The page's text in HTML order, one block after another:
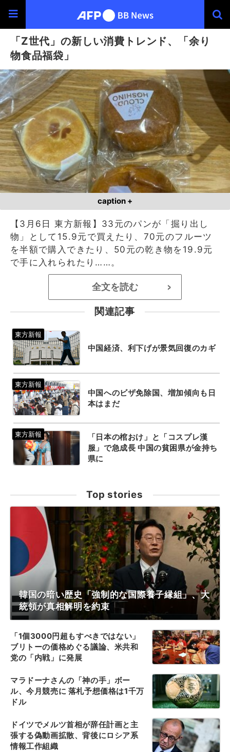
「Z世代」の新しい消費トレンド、「余り
物食品福袋」
caption +
【3月6日 東方新報】33元のパンが「掘り出し
物」として15.9元で買えたり、70元のフルーツ
を半額で購入できたり、50元の乾き物を19.9元
で手に入れられたり……。
全文を読む >
関連記事
中国経済、利下げが景気回復のカギ
中国へのビザ免除国、増加傾向も日
本はまだ
「日本の棺おけ」と「コスプレ漢
服」で急成長 中国の貧困県が金持ち
県に
Top stories
韓国の暗い歴史「強制的な国際養子縁組」、大
統領が真相解明を約束
「1個3000円超もすべきではない」
ブリトーの価格めぐる議論、米共和
党の「内戦」に発展
マラドーナさんの「神の手」ボー
ル、今月競売に 落札予想価格は1千万
ドル
ドイツでメルツ首相が辞任計画と主
張する偽動画拡散、背後にロシア系
情報工作組織